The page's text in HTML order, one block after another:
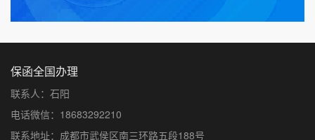
保函全国办理
联系人：石阳
电话微信：18683292210
联系地址：成都市武侯区南三环路五段188号